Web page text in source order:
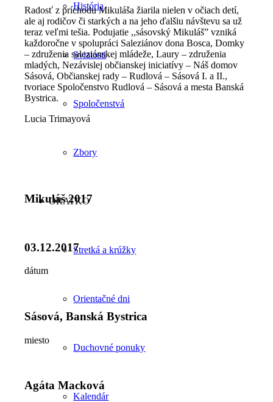
História
Sviatosti
Spoločenstvá
Zbory
ORATKO
Stretká a krúžky
Orientačné dni
Duchovné ponuky
Kalendár
Radosť z príchodu Mikuláša žiarila nielen v očiach detí,
ale aj rodičov či starkých a na jeho ďalšiu návštevu sa už
teraz veľmi tešia. Podujatie ,,sásovský Mikuláš” vzniká
každoročne v spolupráci Saleziánov dona Bosca, Domky
– združenia saleziánskej mládeže, Laury – združenia
mladých, Nezávislej občianskej iniciatívy – Náš domov
Sásová, Občianskej rady – Rudlová – Sásová I. a II.,
tvoriace Spoločenstvo Rudlová – Sásová a mesta Banská
Bystrica.
Lucia Trimayová
Mikuláš 2017
03.12.2017
dátum
Sásová, Banská Bystrica
miesto
Agáta Macková